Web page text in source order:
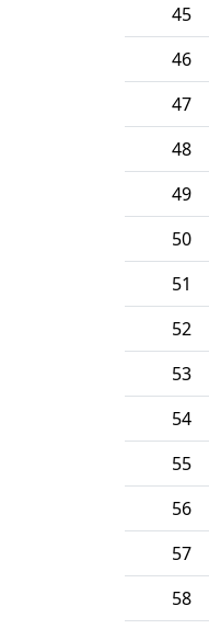
45
46
47
48
49
50
51
52
53
54
55
56
57
58